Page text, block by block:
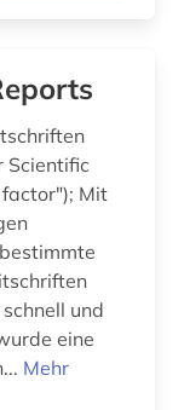
Scientific
Mit
und
eine
Mehr